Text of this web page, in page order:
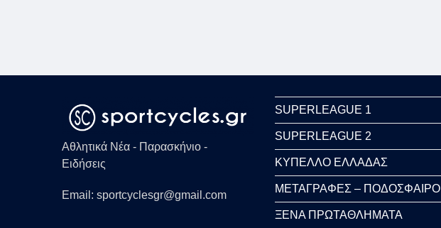
Αθλητικά Νέα - Παρασκήνιο -
Ειδήσεις
Email: sportcyclesgr@gmail.com
SUPERLEAGUE 1
SUPERLEAGUE 2
ΚΥΠΕΛΛΟ ΕΛΛΑΔΑΣ
ΜΕΤΑΓΡΑΦΕΣ – ΠΟΔΟΣΦΑΙΡΟ
ΞΕΝΑ ΠΡΩΤΑΘΛΗΜΑΤΑ